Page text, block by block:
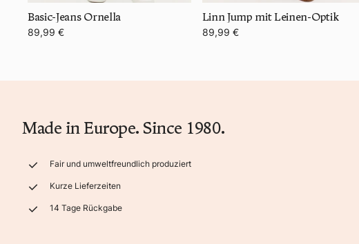
Basic-Jeans Ornella
89,99 €
Linn Jump mit Leinen-Optik
89,99 €
Made in Europe. Since 1980.
Fair und umweltfreundlich produziert
Kurze Lieferzeiten
14 Tage Rückgabe